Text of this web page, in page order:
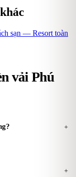
sạn — Resort toàn
vải Phú
+
+